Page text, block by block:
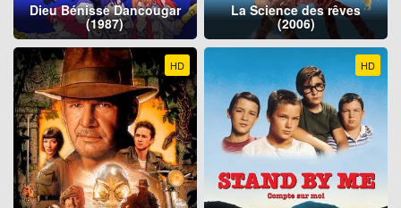
Dieu Bénisse Dancougar
(1987)
La Science des rêves
(2006)
HD HD